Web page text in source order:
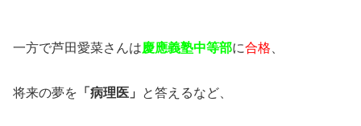
一方で芦田愛菜さんは慶應義塾中等部に合格
将来の夢を 「病理医」 と答えるなど、